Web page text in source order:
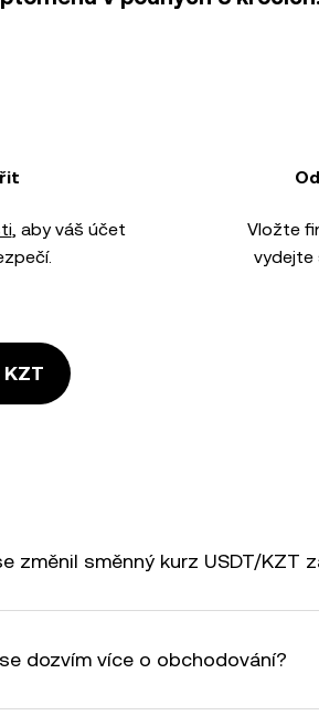
, aby váš účet
Vložte
vydejte
KZT
změnil směnný kurz USDT/KZT
dozvím více o obchodování?